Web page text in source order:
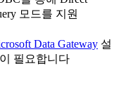
모드를 지원
Data Gateway 설
필요합니다